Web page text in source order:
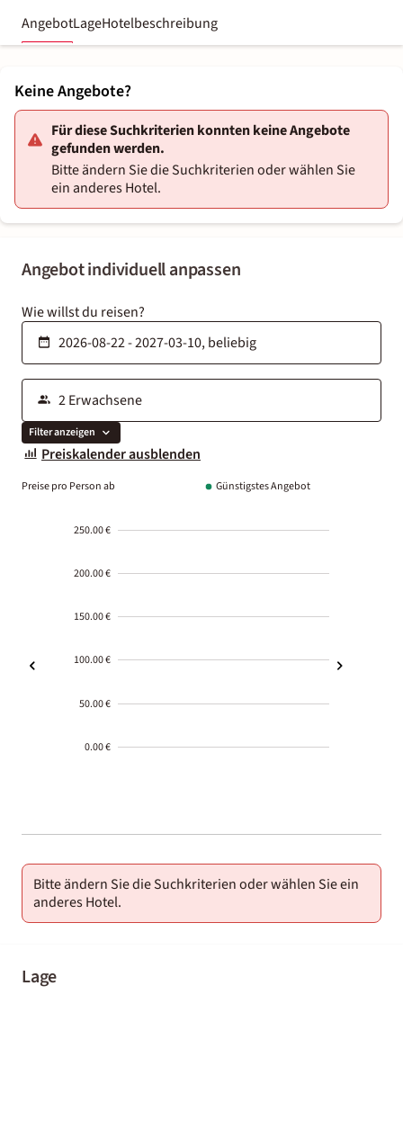
AngebotLageHotelbeschreibung
Angebot individuell anpassen
Wie willst du reisen?
Filter anzeigen
Preiskalender ausblenden
Preise pro Person ab Günstigstes Angebot
250.00 €
200.00 €
150.00 €
100.00 €
50.00 €
0.00 €
01-02
Bitte ändern Sie die Suchkriterien oder wählen Sie ein
anderes Hotel.
Lage
Keine Angebote?
Für diese Suchkriterien konnten keine Angebote
gefunden werden.
Bitte ändern Sie die Suchkriterien oder wählen Sie
ein anderes Hotel.